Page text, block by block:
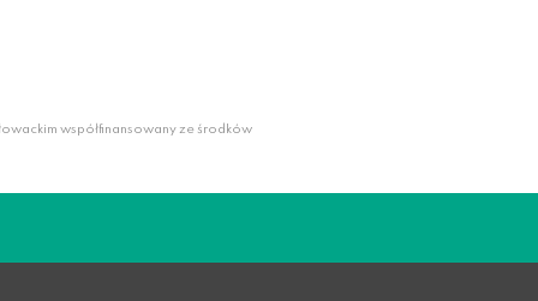
współfinansowany ze środków